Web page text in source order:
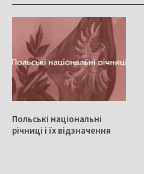
Польські національні
річниці і їх відзначення